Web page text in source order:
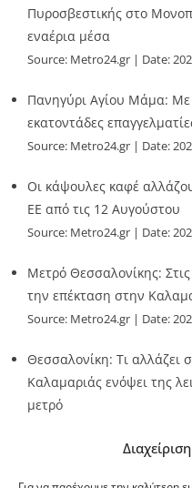
Πυροσβεστικής στο
εναέρια μέσα
Source: Metro24.gr Date:
Πανηγύρι Αγίου Μάμα: Με
εκατοντάδες
Source: Metro24.gr Date:
Οι κάψουλες καφέ
ΕΕ από τις 12 Αυγούστου
Source: Metro24.gr Date:
Μετρό Θεσσαλονίκης:
την επέκταση στην
Source: Metro24.gr Date:
Θεσσαλονίκη: Τι αλλάζει
Καλαμαριάς ενόψει της
μετρό